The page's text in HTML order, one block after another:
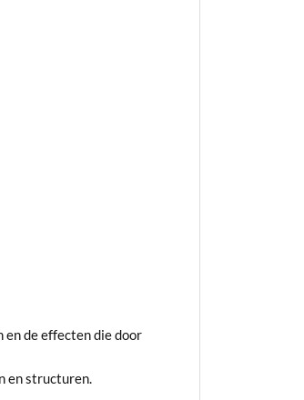
en de effecten die door
en structuren.